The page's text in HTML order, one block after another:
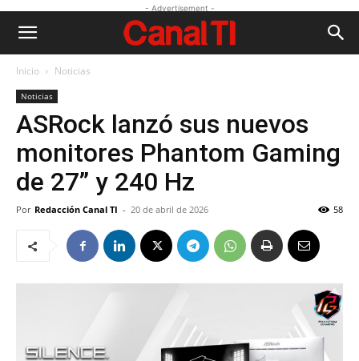
- Advertisement -
Inicio Noticias
Noticias
ASRock lanzó sus nuevos
monitores Phantom Gaming
de 27” y 240 Hz
Por Redacción Canal TI - 20 de abril de 2026 58